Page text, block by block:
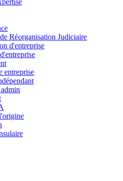
Réorganisation Judiciaire
d'entreprise
entreprise